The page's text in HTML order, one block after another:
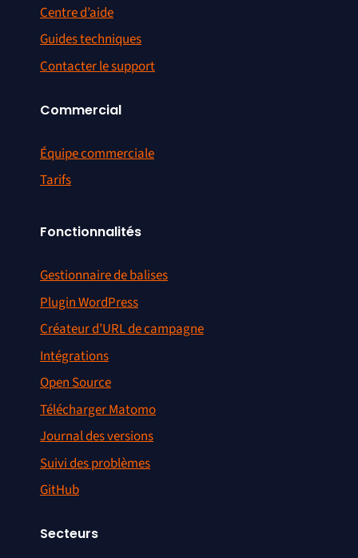
Centre d’aide
Guides techniques
Contacter le support
Commercial
Équipe commerciale
Tarifs
Fonctionnalités
Gestionnaire de balises
Plugin WordPress
Créateur d’URL de campagne
Intégrations
Open Source
Télécharger Matomo
Journal des versions
Suivi des problèmes
GitHub
Secteurs